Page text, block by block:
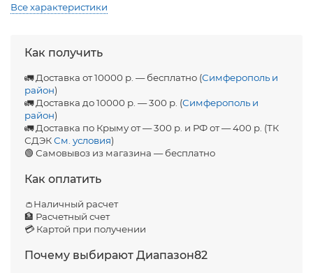
Все характеристики
Как получить
🚛 Доставка от 10000 р. — бесплатно (Симферополь и
район)
🚛 Доставка до 10000 р. — 300 р. (Симферополь и
район)
🚛 Доставка по Крыму от — 300 р. и РФ от — 400 р. (ТК
СДЭКСм. условия)
🟢 Самовывоз из магазина — бесплатно
Как оплатить
👛Наличный расчет
🏦 Расчетный счет
💳 Картой при получении
Почему выбирают Диапазон82